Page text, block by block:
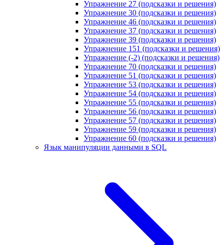
Упражнение 27 (подсказки и решения)
Упражнение 30 (подсказки и решения)
Упражнение 46 (подсказки и решения)
Упражнение 37 (подсказки и решения)
Упражнение 39 (подсказки и решения)
Упражнение 151 (подсказки и решения)
Упражнение (-2) (подсказки и решения)
Упражнение 70 (подсказки и решения)
Упражнение 51 (подсказки и решения)
Упражнение 53 (подсказки и решения)
Упражнение 54 (подсказки и решения)
Упражнение 55 (подсказки и решения)
Упражнение 56 (подсказки и решения)
Упражнение 57 (подсказки и решения)
Упражнение 59 (подсказки и решения)
Упражнение 60 (подсказки и решения)
Язык манипуляции данными в SQL